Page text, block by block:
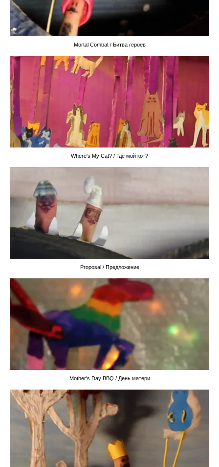
Mortal Combat / Битва героев
Where's My Cat? / Где мой кот?
Proposal / Предложение
Mother's Day BBQ / День матери